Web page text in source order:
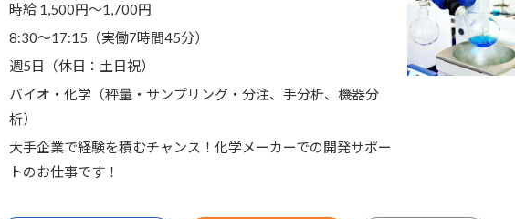
時給 1,500円〜1,700円
8:30～17:15（実働7時間45分）
週5日（休日：土日祝）
バイオ・化学（秤量・サンプリング・分注、手分析、機器分
析）
大手企業で経験を積むチャンス！化学メーカーでの開発サポー
トのお仕事です！